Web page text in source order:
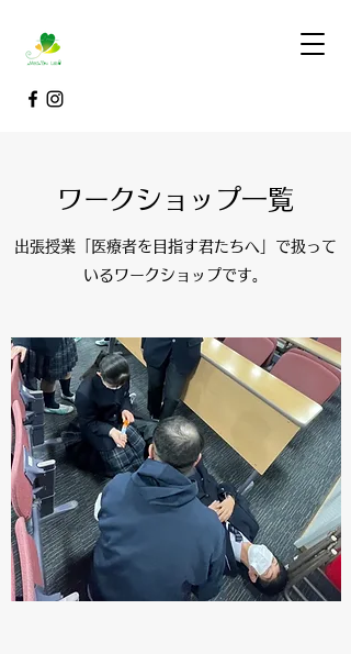
ワークショップ一覧
出張授業「医療者を目指す君たちへ」で扱って
いるワークショップです。